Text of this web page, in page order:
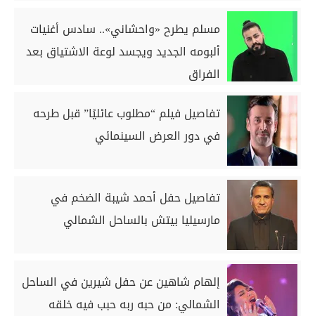
مسلم يطرح «واحشاني».. سادس أغنيات
ألبومه الجديد ويجسد لوعة الاشتياق بعد
الفراق
تفاصيل فيلم “مطلوب عائليًا” قبل طرحه
في دور العرض السينمائي
تفاصيل حفل أحمد شيبة الضخم في
مارسيليا بيتش بالساحل الشمالي
إلهام شاهين عن حفل شيرين في الساحل
الشمالي: من حبه ربه حبب فيه خلقه